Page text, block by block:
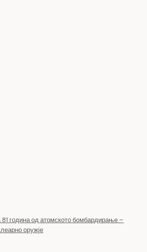
година од атомското бомбардирање –
оружје